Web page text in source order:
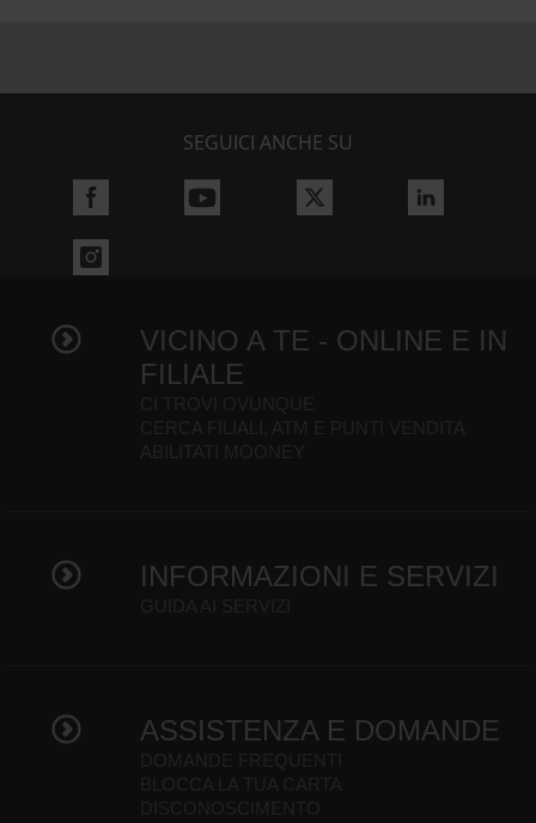
SEGUICI ANCHE SU
VICINO A TE - ONLINE E IN
FILIALE
INFORMAZIONI E SERVIZI
ASSISTENZA E DOMANDE